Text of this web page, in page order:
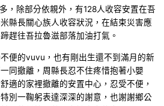
，除部分依親外，有128人收容安置在吾
縣長關心族人收容狀況，在結束災害應
趕往吾拉魯滋部落加油打氣。
便的vuvu，也有剛出生還不到滿月的新
同撤離，周縣長忍不住疼惜抱著小嬰
適的家裡撤離的安置中心，忍受不便，
別一鞠躬表達深深的謝意，也謝謝鄉公